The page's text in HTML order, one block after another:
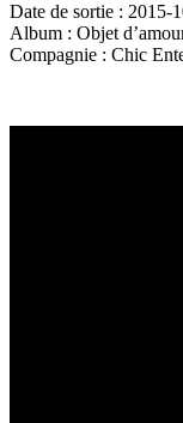
Date de sortie : 2015-
Album : Objet
Compagnie : Chic